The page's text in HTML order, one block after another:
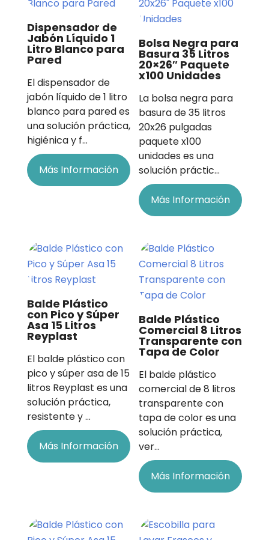
Dispensador de
Jabón Líquido 1
Litro Blanco para
Pared
El dispensador de
jabón líquido de 1 litro
blanco para pared es
una solución práctica,
higiénica y f…
Más Información
Bolsa Negra para
Basura 35 Litros
20×26″ Paquete
x100 Unidades
La bolsa negra para
basura de 35 litros
20x26 pulgadas
paquete x100
unidades es una
solución práctic…
Más Información
Balde Plástico
con Pico y Súper
Asa 15 Litros
Reyplast
El balde plástico con
pico y súper asa de 15
litros Reyplast es una
solución práctica,
resistente y …
Más Información
Balde Plástico
Comercial 8 Litros
Transparente con
Tapa de Color
El balde plástico
comercial de 8 litros
transparente con
tapa de color es una
solución práctica,
ver…
Más Información